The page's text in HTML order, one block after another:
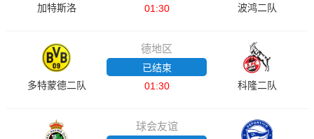
加特斯洛
01:30
波鸿二队
多特蒙德二队
德地区
已结束
01:30
科隆二队
球会友谊